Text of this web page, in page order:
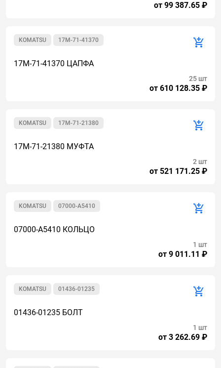
от 99 387.65 ₽
17M-71-41370
KOMATSU
17M-71-41370 ЦАПФА
от 610 128.35 ₽
25 шт
17M-71-21380
KOMATSU
17M-71-21380 МУФТА
от 521 171.25 ₽
2 шт
07000-A5410
KOMATSU
07000-A5410 КОЛЬЦО
от 9 011.11 ₽
1 шт
01436-01235
KOMATSU
01436-01235 БОЛТ
от 3 262.69 ₽
1 шт